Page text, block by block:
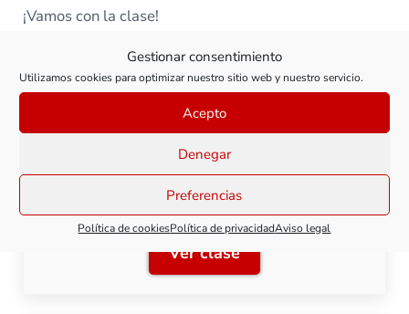
Gestionar consentimiento
Utilizamos cookies para optimizar nuestro sitio web y nuestro servicio.
Acepto
Denegar
Preferencias
Política de cookiesPolítica de privacidadAviso legal
¡Vamos con la clase!
Todas las clases de este curso
Clase 1: Herramientas básicas para kits
de fotograbado
Ver claseClase 1: Herramientas